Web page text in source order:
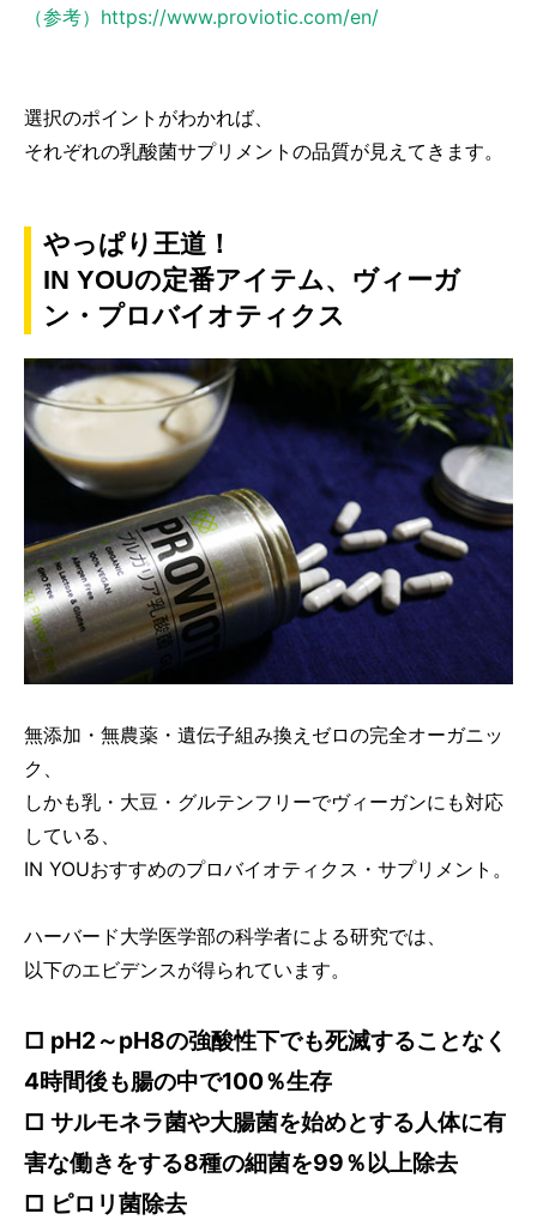
（参考）https://www.proviotic.com/en/
選択のポイントがわかれば、
それぞれの乳酸菌サプリメントの品質が見えてきます。
やっぱり王道！
IN YOUの定番アイテム、ヴィーガ
ン・プロバイオティクス
無添加・無農薬・遺伝子組み換えゼロの完全オーガニッ
ク、
しかも乳・大豆・グルテンフリーでヴィーガンにも対応
している、
IN YOUおすすめのプロバイオティクス・サプリメント。
ハーバード大学医学部の科学者による研究では、
以下のエビデンスが得られています。
□ pH2～pH8の強酸性下でも死滅することなく
4時間後も腸の中で100％生存
□ サルモネラ菌や大腸菌を始めとする人体に有
害な働きをする8種の細菌を99％以上除去
□ ピロリ菌除去